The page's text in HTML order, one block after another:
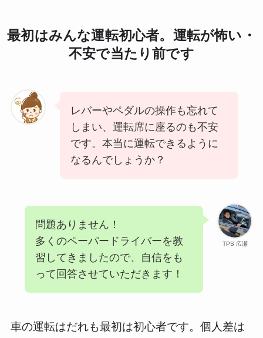
最初はみんな運転初心者。運転が怖い・
不安で当たり前です
レバーやペダルの操作も忘れて
しまい、運転席に座るのも不安
です。本当に運転できるように
なるんでしょうか？
TPS 広瀬
問題ありません！
多くのペーパードライバーを教
習してきましたので、自信をも
って回答させていただきます！
車の運転はだれも最初は初心者です。個人差は